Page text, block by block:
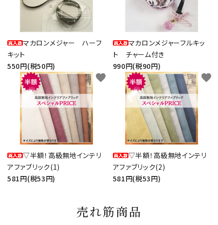
マカロンメジャー ハーフ
キット
550円(税50円)
マカロンメジャーフルキッ
ト チャーム付き
990円(税90円)
▽半額！高級無地インテリ
アファブリック(1)
581円(税53円)
favorite
▽半額！高級無地インテリ
アファブリック(2)
581円(税53円)
favorite
売れ筋商品